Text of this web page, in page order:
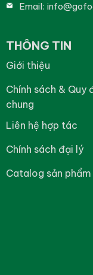
Email:
THÔNG TIN
Giới thiệu
Chính sách & Quy
chung
Liên hệ hợp tác
Chính sách đại lý
Catalog sản phẩm